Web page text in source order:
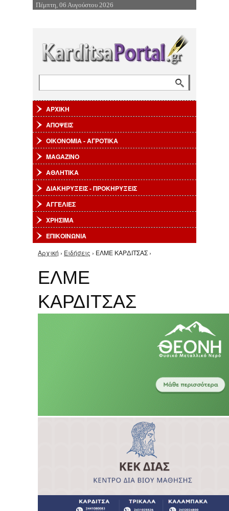
Επιστροφή στην Πλοήγηση
Πέμπτη, 06 Αυγούστου 2026
ΑΡΧΙΚΗ
ΑΠΟΨΕΙΣ
ΟΙΚΟΝΟΜΙΑ - ΑΓΡΟΤΙΚΑ
MAGAZINO
ΑΘΛΗΤΙΚΑ
ΔΙΑΚΗΡΥΞΕΙΣ - ΠΡΟΚΗΡΥΞΕΙΣ
ΑΓΓΕΛΙΕΣ
ΧΡΗΣΙΜΑ
ΕΠΙΚΟΙΝΩΝΙΑ
Είστε εδώ
Αρχική › Ειδήσεις › ΕΛΜΕ ΚΑΡΔΙΤΣΑΣ ›
ΕΛΜΕ
ΚΑΡΔΙΤΣΑΣ